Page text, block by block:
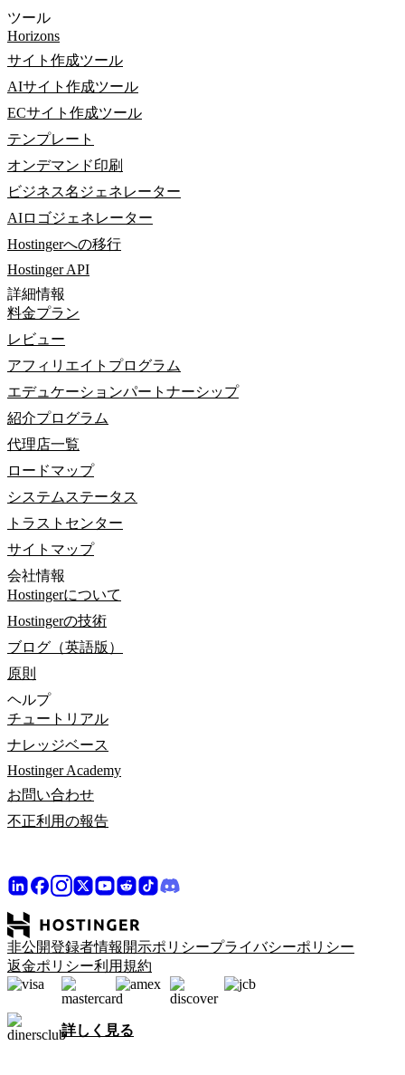
ツール
Horizons
サイト作成ツール
AIサイト作成ツール
ECサイト作成ツール
テンプレート
オンデマンド印刷
ビジネス名ジェネレーター
AIロゴジェネレーター
Hostingerへの移行
Hostinger API
詳細情報
料金プラン
レビュー
アフィリエイトプログラム
エデュケーションパートナーシップ
紹介プログラム
代理店一覧
ロードマップ
システムステータス
トラストセンター
サイトマップ
会社情報
Hostingerについて
Hostingerの技術
ブログ（英語版）
原則
ヘルプ
チュートリアル
ナレッジベース
Hostinger Academy
お問い合わせ
不正利用の報告
非公開登録者情報開示ポリシープライバシーポリシー
返金ポリシー利用規約
詳しく見る